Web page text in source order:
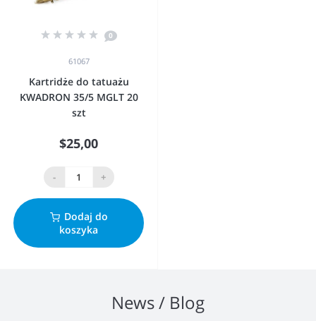
0
61067
Kartridże do tatuażu
KWADRON 35/5 MGLT 20
szt
$25,00
- +
Dodaj do
koszyka
News / Blog